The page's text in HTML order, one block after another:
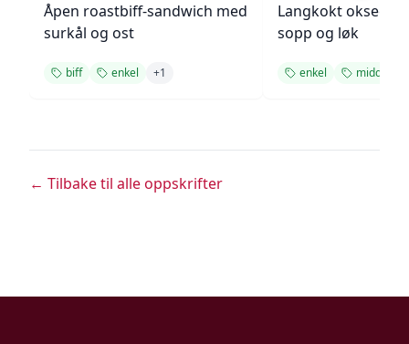
Åpen roastbiff-sandwich med
surkål og ost
biff enkel +1
Langkokt
sopp og løk
enkel middag
← Tilbake til alle oppskrifter